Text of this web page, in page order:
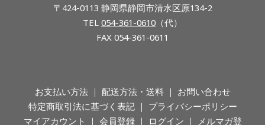
〒424-0113 静岡県静岡市清水区原134-2
TEL 054-361-0610 （代）
FAX 054-361-0611
お支払い方法 配送方法・送料
お問い合わせ
特定商取引法に基づく表記
プライバシーポリシー
マイアカウント
会員登録 ログイン メルマガ登